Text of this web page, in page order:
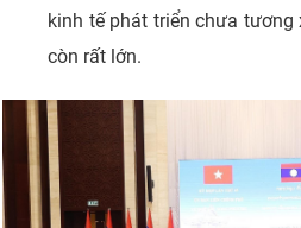
kinh tế phát triển chưa
còn rất lớn.